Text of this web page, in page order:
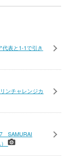
表と1-1で引き
ンチャレンジカ
SAMURAI
）